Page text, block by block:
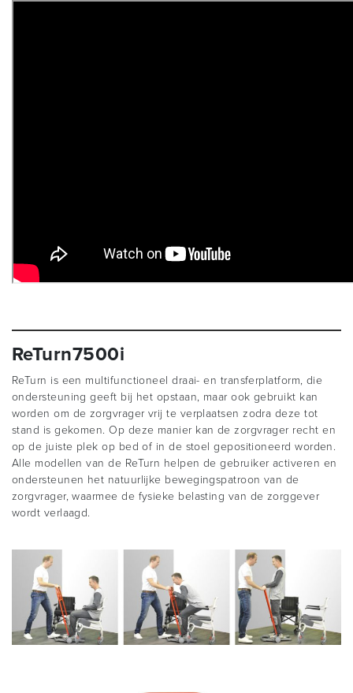
ReTurn7500i
ReTurn is een multifunctioneel draai- en transferplatform, die
ondersteuning geeft bij het opstaan, maar ook gebruikt kan
worden om de zorgvrager vrij te verplaatsen zodra deze tot
stand is gekomen. Op deze manier kan de zorgvrager recht en
op de juiste plek op bed of in de stoel gepositioneerd worden.
Alle modellen van de ReTurn helpen de gebruiker activeren en
ondersteunen het natuurlijke bewegingspatroon van de
zorgvrager, waarmee de fysieke belasting van de zorggever
wordt verlaagd.